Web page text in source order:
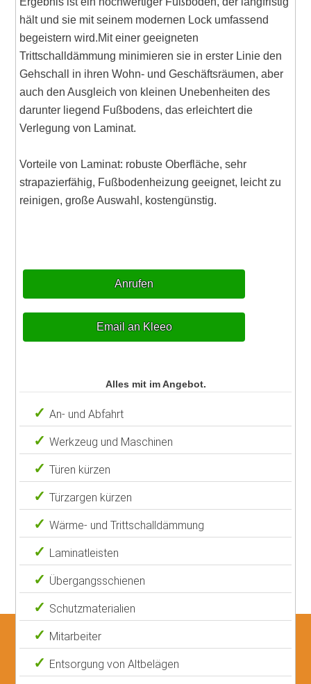
hält und sie mit seinem modernen Lock umfassend
begeistern wird.Mit einer geeigneten
Trittschalldämmung minimieren sie in erster Linie den
Gehschall in ihren Wohn- und Geschäftsräumen, aber
auch den Ausgleich von kleinen Unebenheiten des
darunter liegend Fußbodens, das erleichtert die
Verlegung von Laminat.
Vorteile von Laminat: robuste Oberfläche, sehr
strapazierfähig, Fußbodenheizung geeignet, leicht zu
reinigen, große Auswahl, kostengünstig.
Anrufen
Email an Kleeo
Alles mit im Angebot.
An- und Abfahrt
Werkzeug und Maschinen
Türen kürzen
Türzargen kürzen
Wärme- und Trittschalldämmung
Laminatleisten
Übergangsschienen
Schutzmaterialien
Mitarbeiter
Entsorgung von Altbelägen